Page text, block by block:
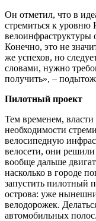
Он отметил, что в
стремиться к уровню
Конечно, это не
же успехов, но
словами, нужно
получить», –
Пилотный проект
Тем временем,
необходимости
велосипедную
велосети, они
вообще дальше
насколько в городе
запустить пилотный
острова: уже
велодорожек.
автомобильных полос.